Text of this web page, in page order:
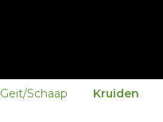
Geit/Schaap Kruiden